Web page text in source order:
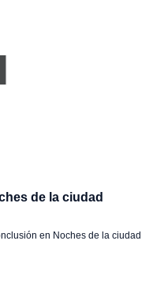
de la ciudad
en Noches de la ciudad